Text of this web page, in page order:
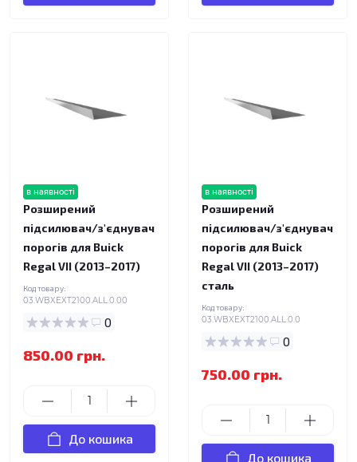
в наявності
Розширений
підсилювач/з'єднувач
порогів для Buick
Regal VII (2013–2017)
Код товару:
03.WBXEXT2100.ALL.0.00
0
850.00 грн.
До кошика
в наявності
Розширений
підсилювач/з'єднувач
порогів для Buick
Regal VII (2013–2017)
сталь
Код товару:
03.WBXEXT2100.ALL.0.0
0
750.00 грн.
До кошика